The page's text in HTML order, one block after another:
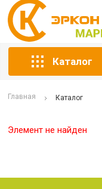
Каталог
Главная Каталог
Элемент не найден